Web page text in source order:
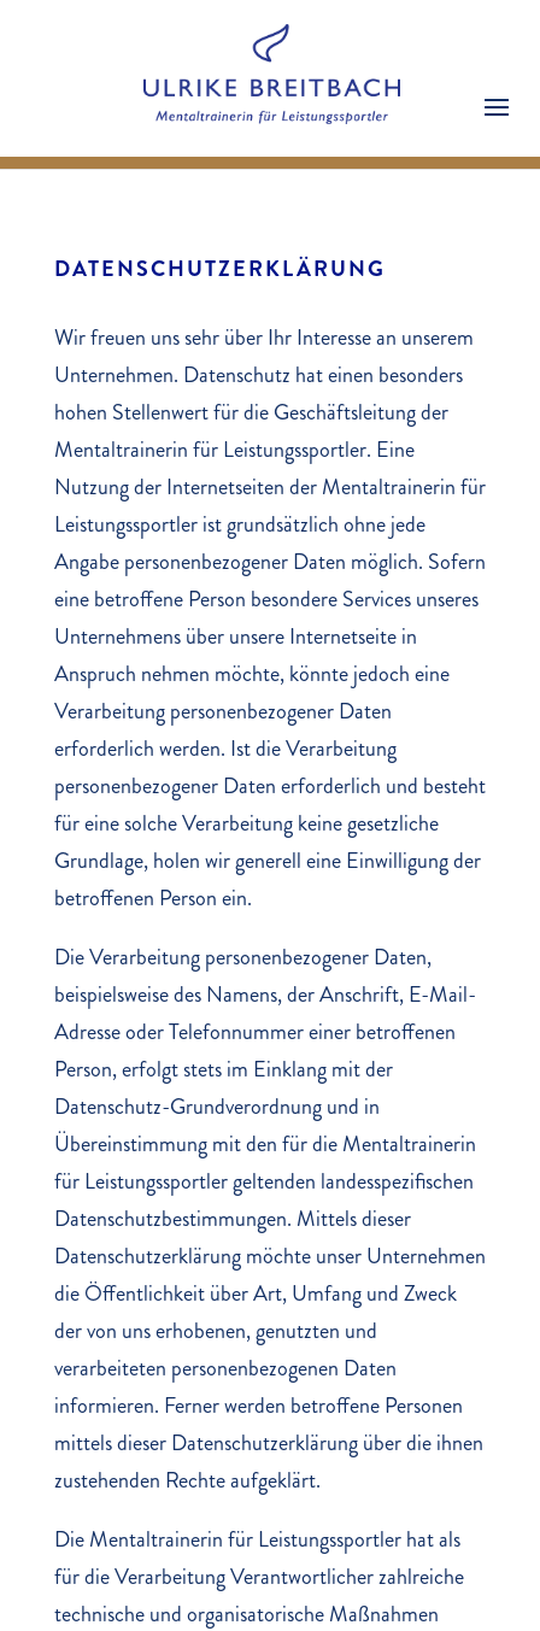
DATENSCHUTZERKLÄRUNG
Wir freuen uns sehr über Ihr Interesse an unserem
Unternehmen. Datenschutz hat einen besonders
hohen Stellenwert für die Geschäftsleitung der
Mentaltrainerin für Leistungssportler. Eine
Nutzung der Internetseiten der Mentaltrainerin für
Leistungssportler ist grundsätzlich ohne jede
Angabe personenbezogener Daten möglich. Sofern
eine betroffene Person besondere Services unseres
Unternehmens über unsere Internetseite in
Anspruch nehmen möchte, könnte jedoch eine
Verarbeitung personenbezogener Daten
erforderlich werden. Ist die Verarbeitung
personenbezogener Daten erforderlich und besteht
für eine solche Verarbeitung keine gesetzliche
Grundlage, holen wir generell eine Einwilligung der
betroffenen Person ein.
Die Verarbeitung personenbezogener Daten,
beispielsweise des Namens, der Anschrift, E-Mail-
Adresse oder Telefonnummer einer betroffenen
Person, erfolgt stets im Einklang mit der
Datenschutz-Grundverordnung und in
Übereinstimmung mit den für die Mentaltrainerin
für Leistungssportler geltenden landesspezifischen
Datenschutzbestimmungen. Mittels dieser
Datenschutzerklärung möchte unser Unternehmen
die Öffentlichkeit über Art, Umfang und Zweck
der von uns erhobenen, genutzten und
verarbeiteten personenbezogenen Daten
informieren. Ferner werden betroffene Personen
mittels dieser Datenschutzerklärung über die ihnen
zustehenden Rechte aufgeklärt.
Die Mentaltrainerin für Leistungssportler hat als
für die Verarbeitung Verantwortlicher zahlreiche
technische und organisatorische Maßnahmen